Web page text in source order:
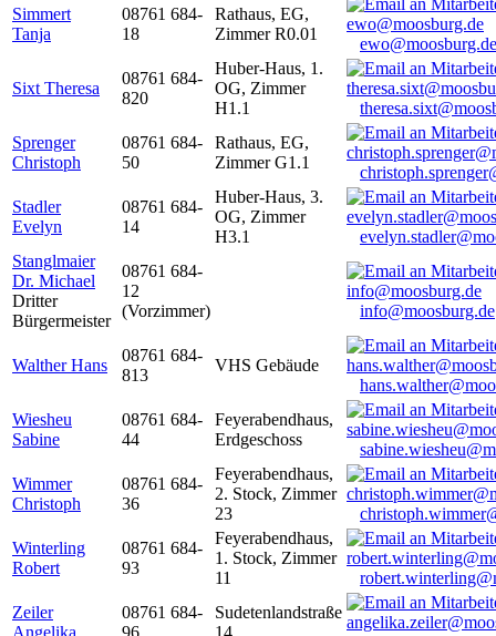
Simmert
Tanja
08761 684-
18
Rathaus, EG,
Zimmer R0.01
ewo@moosburg.de
Sixt Theresa
08761 684-
820
Huber-Haus, 1.
OG, Zimmer
H1.1
Sprenger
Christoph
08761 684-
50
Rathaus, EG,
Zimmer G1.1
Stadler
Evelyn
08761 684-
14
Huber-Haus, 3.
OG, Zimmer
H3.1
Stanglmaier
Dr. Michael
Dritter
Bürgermeister
08761 684-
12
(Vorzimmer)
info@moosburg.de
Walther Hans
08761 684-
813
VHS Gebäude
Wiesheu
Sabine
08761 684-
44
Feyerabendhaus,
Erdgeschoss
Wimmer
Christoph
08761 684-
36
Feyerabendhaus,
2. Stock, Zimmer
23
Winterling
Robert
08761 684-
93
Feyerabendhaus,
1. Stock, Zimmer
11
Zeiler
Angelika
08761 684-
96
Sudetenlandstraße
14